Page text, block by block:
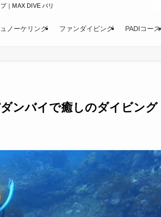
｜MAX DIVE バリ
ノーケリング ファンダイビング PADIコース
ンバイで癒しのダイビング